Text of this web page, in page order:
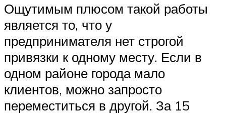
Ощутимым плюсом такой работы
является то, что у
предпринимателя нет строгой
привязки к одному месту. Если в
одном районе города мало
клиентов, можно запросто
переместиться в другой. За 15